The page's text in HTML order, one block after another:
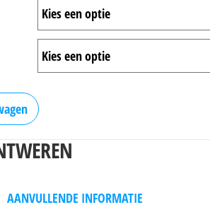
AANVULLENDE INFORMATIE